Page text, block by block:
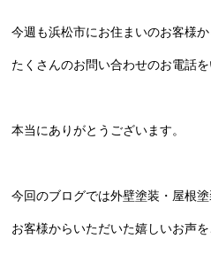
今週も浜松市にお住まいのお客様か
たくさんのお問い合わせのお電話を
本当にありがとうございます。
今回のブログでは外壁塗装・屋根塗
お客様からいただいた嬉しいお声を